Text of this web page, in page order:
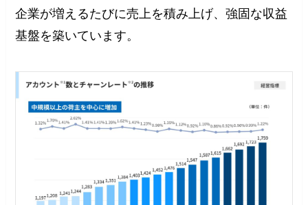
企業が増えるたびに売上を積み上げ、強固な収益
基盤を築いています。